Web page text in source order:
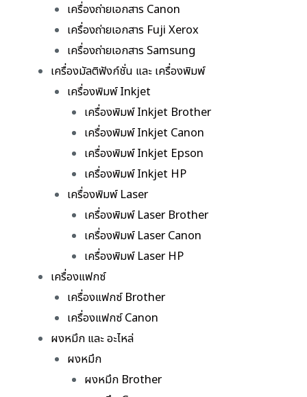
เครื่องถ่ายเอกสาร Canon
เครื่องถ่ายเอกสาร Fuji Xerox
เครื่องถ่ายเอกสาร Samsung
เครื่องมัลติฟังก์ชั่น และ เครื่องพิมพ์
เครื่องพิมพ์ Inkjet
เครื่องพิมพ์ Inkjet Brother
เครื่องพิมพ์ Inkjet Canon
เครื่องพิมพ์ Inkjet Epson
เครื่องพิมพ์ Inkjet HP
เครื่องพิมพ์ Laser
เครื่องพิมพ์ Laser Brother
เครื่องพิมพ์ Laser Canon
เครื่องพิมพ์ Laser HP
เครื่องแฟกซ์
เครื่องแฟกซ์ Brother
เครื่องแฟกซ์ Canon
ผงหมึก และ อะไหล่
ผงหมึก
ผงหมึก Brother